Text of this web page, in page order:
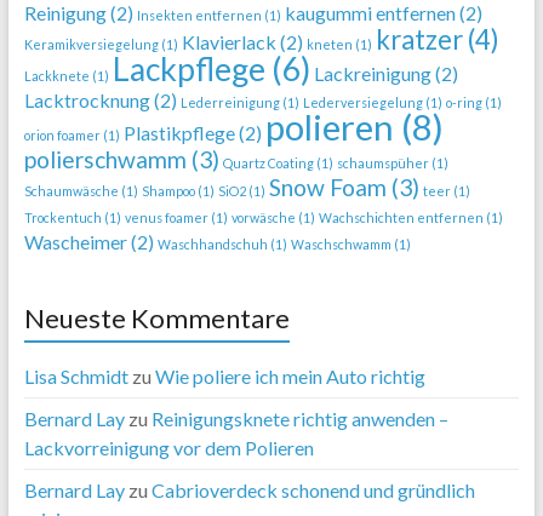
Reinigung(2) Insekten entfernen (1) kaugummi entfernen(2)
Keramikversiegelung(1) Klavierlack (2) kneten (1) kratzer(4)
Lackknete (1) Lackpflege (6) Lackreinigung(2)
Lacktrocknung(2) Lederreinigung(1) Lederversiegelung(1) o-ring(1)
orion foamer(1) Plastikpflege(2) polieren (8)
polierschwamm (3) Quartz Coating(1) schaumspüher(1)
Schaumwäsche (1) Shampoo(1) SiO2(1) Snow Foam (3) teer(1)
Trockentuch (1) venus foamer(1) vorwäsche (1) Wachschichten entfernen (1)
Wascheimer(2) Waschhandschuh (1) Waschschwamm (1)
Neueste Kommentare
Lisa Schmidtzu Wie poliere ich mein Auto richtig
Bernard Layzu Reinigungsknete richtig anwenden –
Lackvorreinigung vor dem Polieren
Bernard Layzu Cabrioverdeck schonend und gründlich